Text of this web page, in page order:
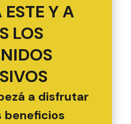
Y A
LOS
a disfrutar
beneficios